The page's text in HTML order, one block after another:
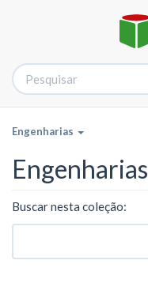
Engenharias
Engenharias
Buscar nesta coleção: